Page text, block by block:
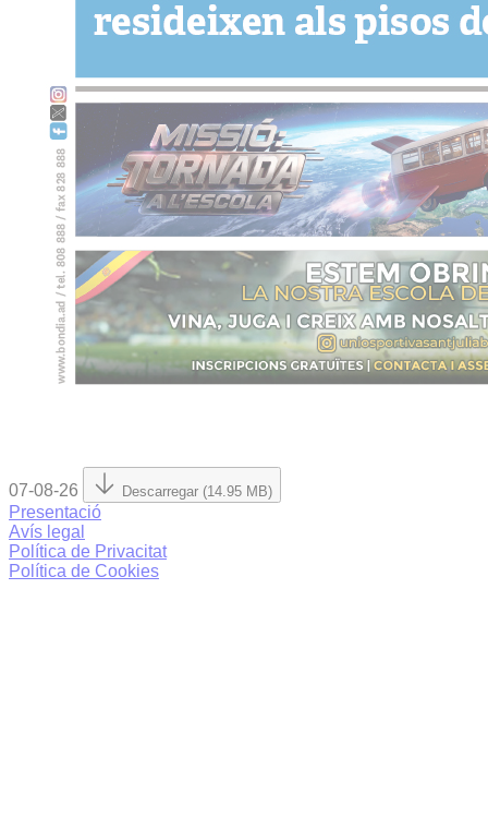
07-08-26 Descarregar (14.95 MB)
Presentació
Avís legal
Política de Privacitat
Política de Cookies